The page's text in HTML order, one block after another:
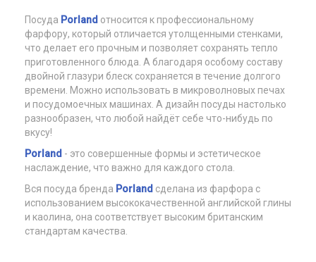
Посуда Porland относится к профессиональному
фарфору, который отличается утолщенными стенками,
что делает его прочным и позволяет сохранять тепло
приготовленного блюда. А благодаря особому составу
двойной глазури блеск сохраняется в течение долгого
времени. Можно использовать в микроволновых печах
и посудомоечных машинах. А дизайн посуды настолько
разнообразен, что любой найдёт себе что-нибудь по
вкусу!
Porland - это совершенные формы и эстетическое
наслаждение, что важно для каждого стола.
Вся посуда бренда Porland сделана из фарфора с
использованием высококачественной английской глины
и каолина, она соответствует высоким британским
стандартам качества.